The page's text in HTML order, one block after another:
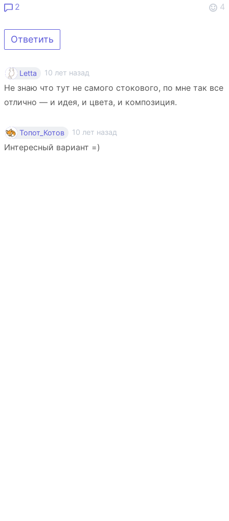
2 4
Ответить
Letta 10 лет назад
Не знаю что тут не самого стокового, по мне так все
отлично — и идея, и цвета, и композиция.
Топот_Котов 10 лет назад
Интересный вариант =)